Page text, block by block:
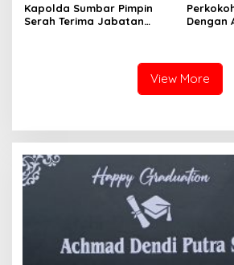
Kapolda Sumbar Pimpin
Serah Terima Jabatan
Dengan
03/
View More